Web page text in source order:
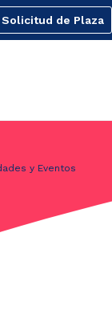
Solicitud de Plaza
y Eventos